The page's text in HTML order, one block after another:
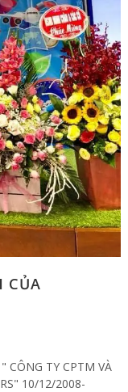
CỦA
TY CPTM VÀ
10/12/2008-